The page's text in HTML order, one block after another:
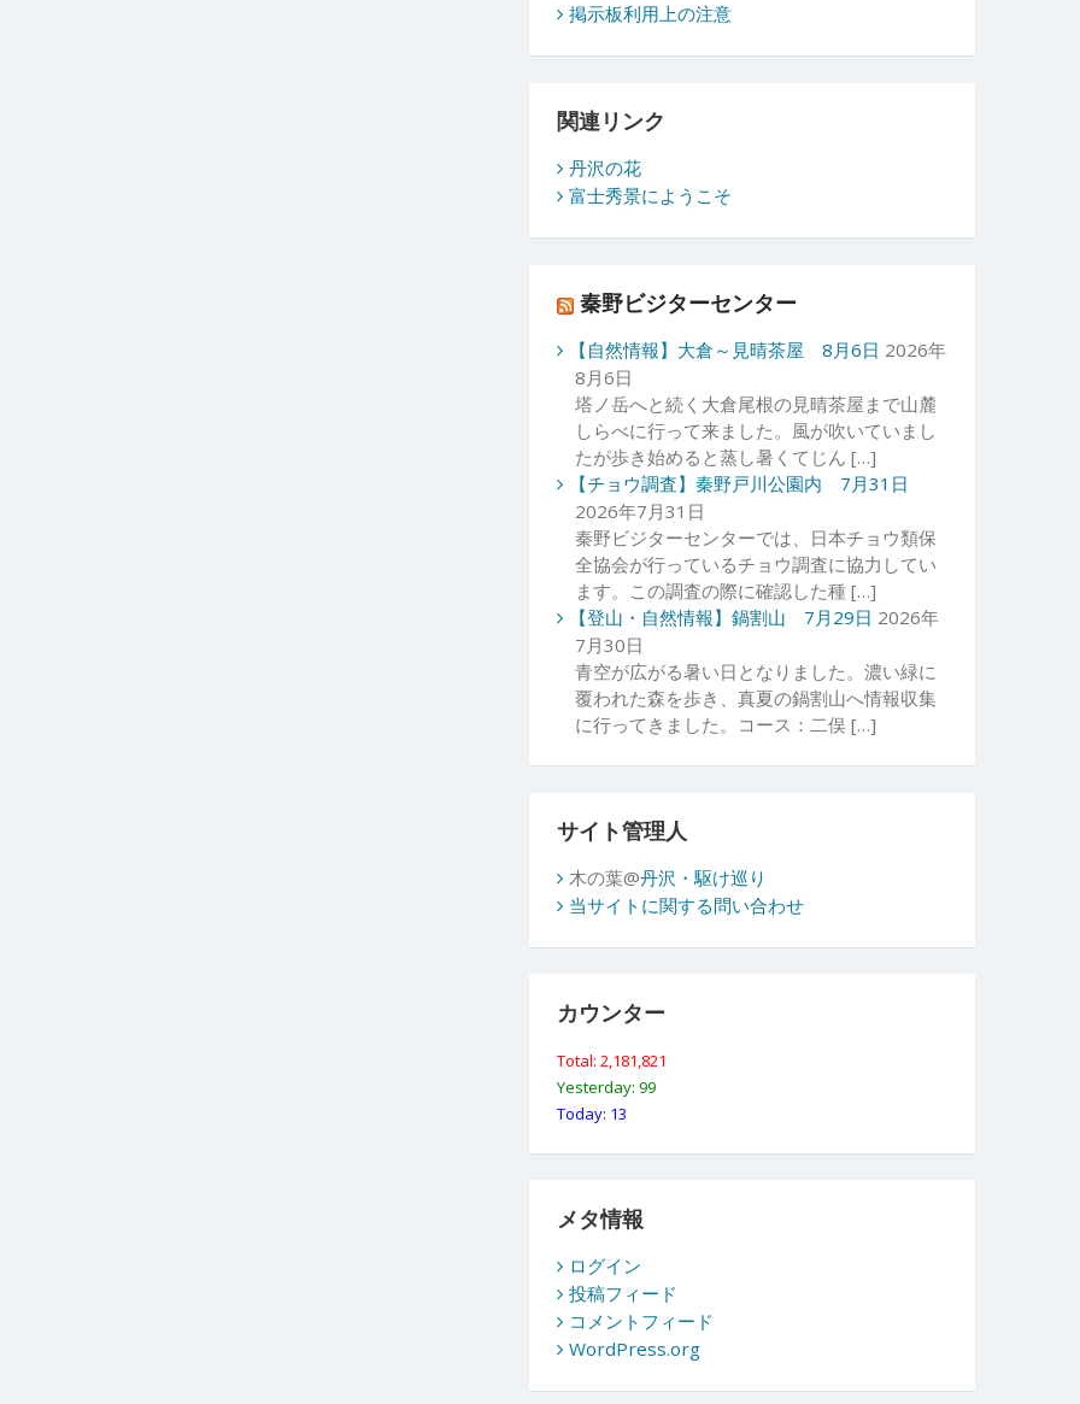
掲示板利用上の注意
関連リンク
丹沢の花
富士秀景にようこそ
秦野ビジターセンター
【自然情報】大倉～見晴茶屋 8月6日 2026年
8月6日
塔ノ岳へと続く大倉尾根の見晴茶屋まで山麓
しらべに行って来ました。風が吹いていまし
たが歩き始めると蒸し暑くてじん […]
【チョウ調査】秦野戸川公園内 7月31日
2026年7月31日
秦野ビジターセンターでは、日本チョウ類保
全協会が行っているチョウ調査に協力してい
ます。この調査の際に確認した種 […]
【登山・自然情報】鍋割山 7月29日 2026年
7月30日
青空が広がる暑い日となりました。濃い緑に
覆われた森を歩き、真夏の鍋割山へ情報収集
に行ってきました。コース：二俣 […]
サイト管理人
木の葉@丹沢・駆け巡り
当サイトに関する問い合わせ
カウンター
Total: 2,181,821
Yesterday: 99
Today: 13
メタ情報
ログイン
投稿フィード
コメントフィード
WordPress.org